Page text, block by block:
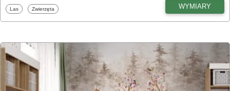
Fototapety
Las Fototapety
Zwierzęta WYMIARY